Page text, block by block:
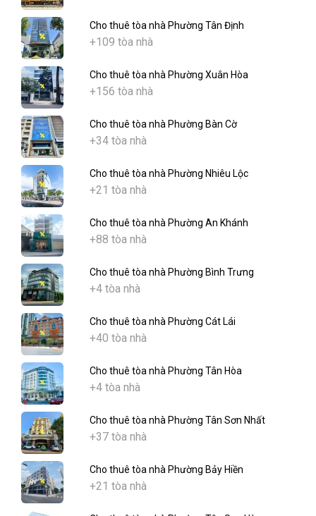
Cho thuê tòa nhà Phường Tân Định
+109 tòa nhà
Cho thuê tòa nhà Phường Xuân Hòa
+156 tòa nhà
Cho thuê tòa nhà Phường Bàn Cờ
+34 tòa nhà
Cho thuê tòa nhà Phường Nhiêu Lộc
+21 tòa nhà
Cho thuê tòa nhà Phường An Khánh
+88 tòa nhà
Cho thuê tòa nhà Phường Bình Trưng
+4 tòa nhà
Cho thuê tòa nhà Phường Cát Lái
+40 tòa nhà
Cho thuê tòa nhà Phường Tân Hòa
+4 tòa nhà
Cho thuê tòa nhà Phường Tân Sơn Nhất
+37 tòa nhà
Cho thuê tòa nhà Phường Bảy Hiền
+21 tòa nhà